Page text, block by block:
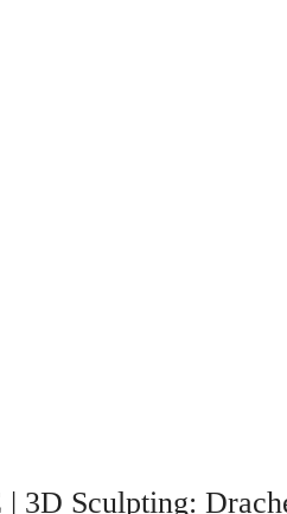
3D Sculpting: